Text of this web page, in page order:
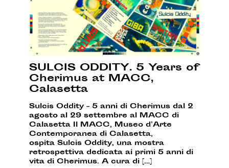
SULCIS ODDITY. 5 Years of
Cherimus at MACC,
Calasetta
Sulcis Oddity – 5 anni di Cherimus dal 2
agosto al 29 settembre al MACC di
Calasetta Il MACC, Museo d’Arte
Contemporanea di Calasetta,
ospita Sulcis Oddity, una mostra
retrospettiva dedicata ai primi 5 anni di
vita di Cherimus. A cura di […]